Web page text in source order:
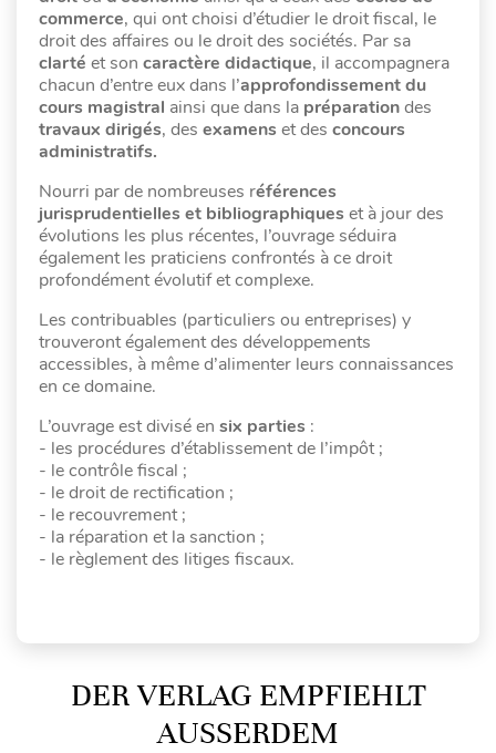
commerce, qui ont choisi d’étudier le droit fiscal, le
droit des affaires ou le droit des sociétés. Par sa
clarté et son caractère didactique, il accompagnera
chacun d’entre eux dans l’approfondissement du
cours magistral ainsi que dans la préparationdes
travaux dirigés, des examens et des concours
administratifs.
Nourri par de nombreuses références
jurisprudentielles et bibliographiques et à jour des
évolutions les plus récentes, l’ouvrage séduira
également les praticiens confrontés à ce droit
profondément évolutif et complexe.
Les contribuables (particuliers ou entreprises) y
trouveront également des développements
accessibles, à même d’alimenter leurs connaissances
en ce domaine.
L’ouvrage est divisé en six parties :
- les procédures d’établissement de l’impôt ;
- le contrôle fiscal ;
- le droit de rectification ;
- le recouvrement ;
- la réparation et la sanction ;
- le règlement des litiges fiscaux.
DER VERLAG EMPFIEHLT
AUSSERDEM